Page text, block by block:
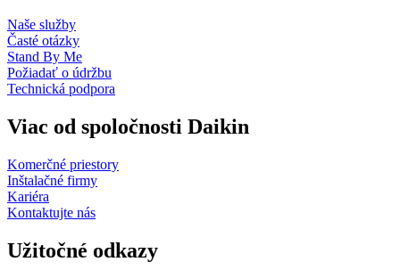
Naše služby
Časté otázky
Stand By Me
Požiadať o údržbu
Technická podpora
Viac od spoločnosti Daikin
Komerčné priestory
Inštalačné firmy
Kariéra
Kontaktujte nás
Užitočné odkazy